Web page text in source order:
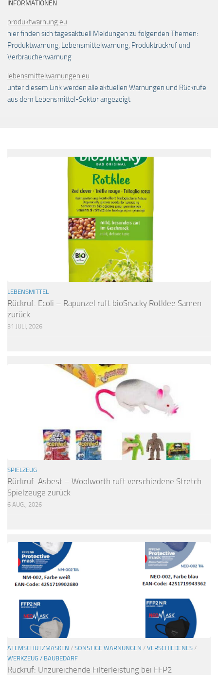
INFORMATIONEN
produktwarnung.eu
hier finden sich tagesaktuell Meldungen zu folgenden Themen:
Produktwarnung, Lebensmittelwarnung, Produktrückruf und
Verbraucherwarnung
lebensmittelwarnungen.eu
unter diesem Link werden alle aktuellen Warnungen und Rückrufe
aus dem Lebensmittel-Sektor angezeigt
LEBENSMITTEL
Rückruf: Ecoli – Rapunzel ruft bioSnacky Rotklee Samen
zurück
31 JULI, 2026
SPIELZEUG
Rückruf: Asbest – Woolworth ruft verschiedene Stretch
Spielzeuge zurück
6 AUG., 2026
ATEMSCHUTZMASKEN / SONSTIGE WARNUNGEN / VERSCHIEDENES /
WERKZEUG / BAUBEDARF
Rückruf: Unzureichende Filterleistung bei FFP2